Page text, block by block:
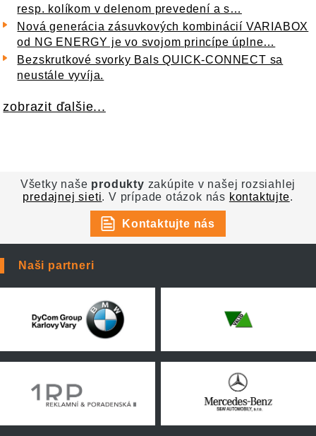
resp. kolíkom v delenom prevedení a s…
Nová generácia zásuvkových kombinácií VARIABOX
od NG ENERGY je vo svojom princípe úplne…
Bezskrutkové svorky Bals QUICK-CONNECT sa
neustále vyvíja.
zobrazit ďalšie...
Všetky naše produkty zakúpite v našej rozsiahlej
predajnej sieti. V prípade otázok nás kontaktujte.
Kontaktujte nás
Naši partneri